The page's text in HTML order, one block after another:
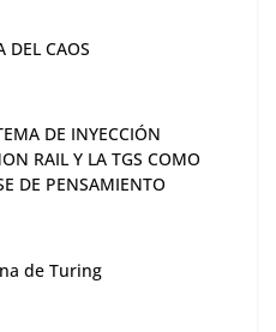
DEL CAOS
DE INYECCIÓN
RAIL Y LA TGS COMO
DE PENSAMIENTO
de Turing